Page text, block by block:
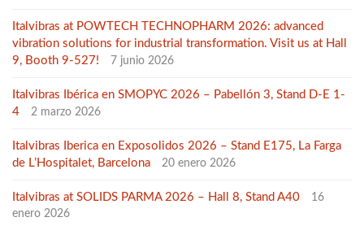
Italvibras at POWTECH TECHNOPHARM 2026: advanced
vibration solutions for industrial transformation. Visit us at Hall
9, Booth 9-527!
7 junio 2026
Italvibras Ibérica en SMOPYC 2026 – Pabellón 3, Stand D-E 1-
4
2 marzo 2026
Italvibras Iberica en Exposolidos 2026 – Stand E175, La Farga
de L’Hospitalet, Barcelona
20 enero 2026
Italvibras at SOLIDS PARMA 2026 – Hall 8, Stand A40
16
enero 2026